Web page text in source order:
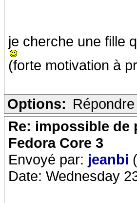
je cherche une fille
(forte motivation à
Options: Répondre
Re: impossible de
Fedora Core 3
Envoyé par: jeanbi
Date: Wednesday